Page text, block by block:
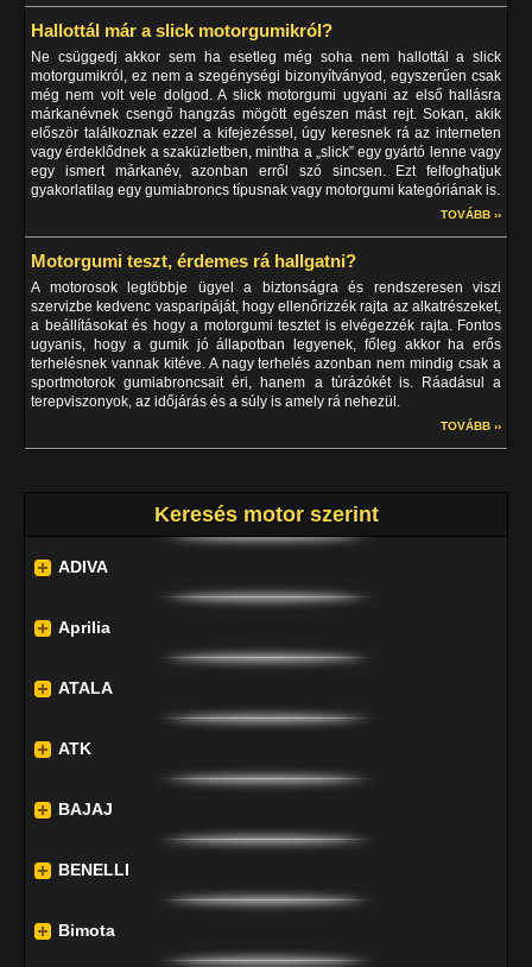
Hallottál már a slick motorgumikról?
Ne csüggedj akkor sem ha esetleg még soha nem hallottál a slick
motorgumikról, ez nem a szegénységi bizonyítványod, egyszerűen csak
még nem volt vele dolgod. A slick motorgumi ugyani az első hallásra
márkanévnek csengő hangzás mögött egészen mást rejt. Sokan, akik
először találkoznak ezzel a kifejezéssel, úgy keresnek rá az interneten
vagy érdeklődnek a szaküzletben, mintha a „slick” egy gyártó lenne vagy
egy ismert márkanév, azonban erről szó sincsen. Ezt felfoghatjuk
gyakorlatilag egy gumiabroncs típusnak vagy motorgumi kategóriának is.
TOVÁBB ››
Motorgumi teszt, érdemes rá hallgatni?
A motorosok legtöbbje ügyel a biztonságra és rendszeresen viszi
szervizbe kedvenc vasparipáját, hogy ellenőrizzék rajta az alkatrészeket,
a beállításokat és hogy a motorgumi tesztet is elvégezzék rajta. Fontos
ugyanis, hogy a gumik jó állapotban legyenek, főleg akkor ha erős
terhelésnek vannak kitéve. A nagy terhelés azonban nem mindig csak a
sportmotorok gumiabroncsait éri, hanem a túrázókét is. Ráadásul a
terepviszonyok, az időjárás és a súly is amely rá nehezül.
TOVÁBB ››
Keresés motor szerint
ADIVA
Aprilia
ATALA
ATK
BAJAJ
BENELLI
Bimota